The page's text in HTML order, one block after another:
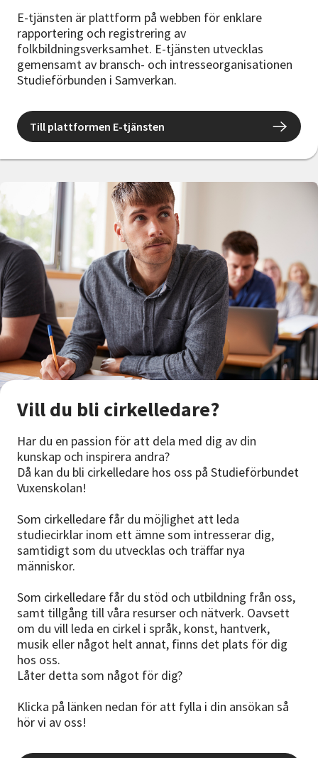
E-tjänsten är plattform på webben för enklare
rapportering och registrering av
folkbildningsverksamhet. E-tjänsten utvecklas
gemensamt av bransch- och intresseorganisationen
Studieförbunden i Samverkan.
Till plattformen E-tjänsten
Vill du bli cirkelledare?
Har du en passion för att dela med dig av din
kunskap och inspirera andra?
Då kan du bli cirkelledare hos oss på Studieförbundet
Vuxenskolan!
Som cirkelledare får du möjlighet att leda
studiecirklar inom ett ämne som intresserar dig,
samtidigt som du utvecklas och träffar nya
människor.
Som cirkelledare får du stöd och utbildning från oss,
samt tillgång till våra resurser och nätverk. Oavsett
om du vill leda en cirkel i språk, konst, hantverk,
musik eller något helt annat, finns det plats för dig
hos oss.
Låter detta som något för dig?
Klicka på länken nedan för att fylla i din ansökan så
hör vi av oss!